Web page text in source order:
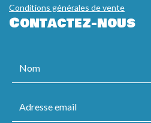
Conditions générales de vente
Contactez-nous